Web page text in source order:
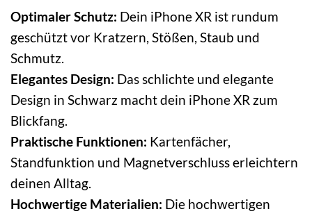
Optimaler Schutz: Dein iPhone XR ist rundum
geschützt vor Kratzern, Stößen, Staub und
Schmutz.
Elegantes Design: Das schlichte und elegante
Design in Schwarz macht dein iPhone XR zum
Blickfang.
Praktische Funktionen: Kartenfächer,
Standfunktion und Magnetverschluss erleichtern
deinen Alltag.
Hochwertige Materialien: Die hochwertigen